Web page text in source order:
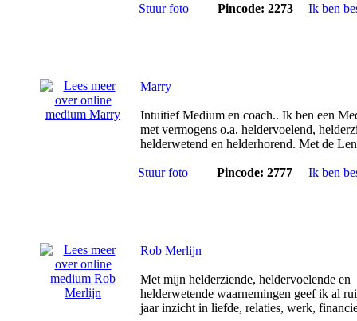
Stuur foto Pincode: 2273 Ik ben
Marry
Intuitief Medium en coach.. Ik ben een
met vermogens o.a. heldervoelend,
helderwetend en helderhorend. Met de
Stuur foto Pincode: 2777 Ik ben
Rob Merlijn
Met mijn helderziende, heldervoelende en
helderwetende waarnemingen geef ik al
jaar inzicht in liefde, relaties, werk,